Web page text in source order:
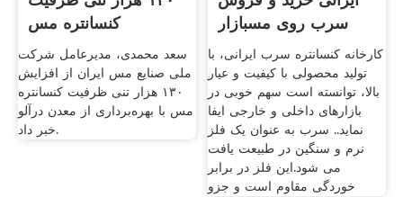
کنسانتره مس
صاحب‌خبر
سعد محمدی، مدیرعامل شرکت
ملی صنایع مس ایران از افزایش
۱۳۰ هزار تنی ظرفیت کنسانتره
مس با بهره‌برداری از معدن درآلو
خبر داد.
سرب روی مسبازار
کارخانه کنسانتره سرب ایرانی، با
تولید محصولی با کیفیت و عیار
بالا، توانسته است سهم خوبی در
بازارهای داخلی و خارجی ایفا
نماید.. سرب به عنوان یک فلز
نرم و سنگین در طبیعت یافت
می شود.این فلز در برابر
خوردگی مقاوم است و جزو